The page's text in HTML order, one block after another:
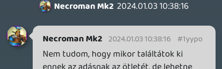
- FF16: ezzel nagyjából egyetértek
(életérzéseim a "Mi pörög nálad"-ban :D),
szerintem a brand mellett az is benne van,
hogy sokszor a production value miatt
nem is értékelnek valamit a helyén. A FF16
is vérprofin van összerakva ugye, csak ha